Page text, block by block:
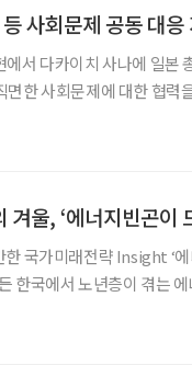
사회문제 공동 대응
서 다카이치 사나에 일본
사회문제에 대한 협력을 지속
겨울, ‘에너지빈곤이
국가미래전략 Insight ‘
한국에서 노년층이 겪는